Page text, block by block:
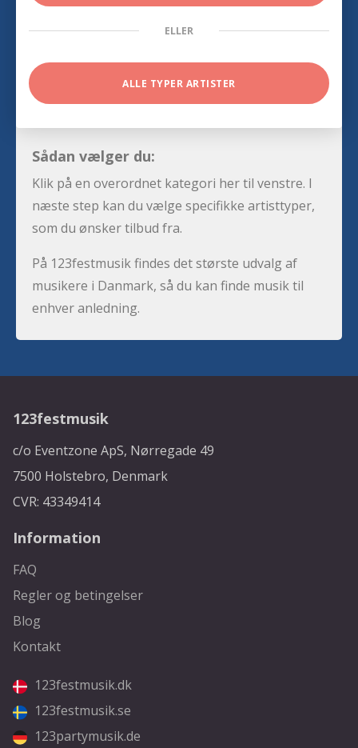
ELLER
ALLE TYPER ARTISTER
Sådan vælger du:
Klik på en overordnet kategori her til venstre. I
næste step kan du vælge specifikke artisttyper,
som du ønsker tilbud fra.
På 123festmusik findes det største udvalg af
musikere i Danmark, så du kan finde musik til
enhver anledning.
123festmusik
c/o Eventzone ApS, Nørregade 49
7500 Holstebro, Denmark
CVR: 43349414
Information
FAQ
Regler og betingelser
Blog
Kontakt
123festmusik.dk
123festmusik.se
123partymusik.de